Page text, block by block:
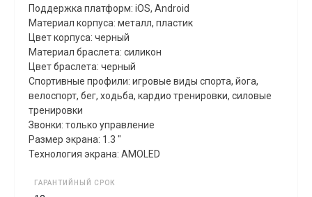
Поддержка платформ: iOS, Android
Материал корпуса: металл, пластик
Цвет корпуса: черный
Материал браслета: силикон
Цвет браслета: черный
Спортивные профили: игровые виды спорта, йога,
велоспорт, бег, xодьба, кардио тренировки, силовые
тренировки
Звонки: только управление
Размер экрана: 1.3 "
Технология экрана: AMOLED
ГАРАНТИЙНЫЙ СРОК